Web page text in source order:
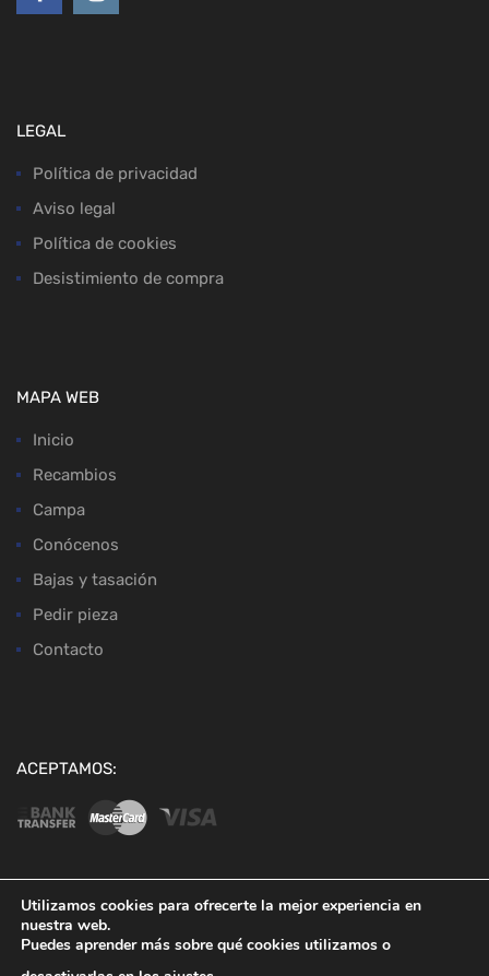
LEGAL
Política de privacidad
Aviso legal
Política de cookies
Desistimiento de compra
MAPA WEB
Inicio
Recambios
Campa
Conócenos
Bajas y tasación
Pedir pieza
Contacto
ACEPTAMOS:
Utilizamos cookies para ofrecerte la mejor experiencia en
nuestra web.
Puedes aprender más sobre qué cookies utilizamos o